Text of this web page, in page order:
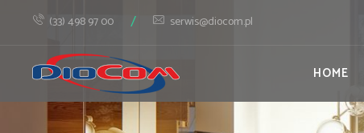
(33) 498 97 00 / serwis@diocom.pl
HOME